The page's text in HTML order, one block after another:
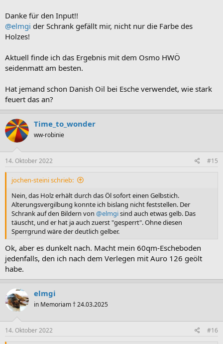
Danke für den Input!!
@elmgi der Schrank gefällt mir, nicht nur die Farbe des
Holzes!
Aktuell finde ich das Ergebnis mit dem Osmo HWÖ
seidenmatt am besten.
Hat jemand schon Danish Oil bei Esche verwendet, wie stark
feuert das an?
Time_to_wonder
ww-robinie
14. Oktober 2022 #15
jochen-steini schrieb:
Nein, das Holz erhält durch das Öl sofort einen Gelbstich.
Alterungsvergilbung konnte ich bislang nicht feststellen. Der
Schrank auf den Bildern von @elmgisind auch etwas gelb. Das
täuscht, und er hat ja auch zuerst "gesperrt". Ohne diesen
Sperrgrund wäre der deutlich gelber.
Ok, aber es dunkelt nach. Macht mein 60qm-Escheboden
jedenfalls, den ich nach dem Verlegen mit Auro 126 geölt
habe.
elmgi
in Memoriam † 24.03.2025
14. Oktober 2022 #16